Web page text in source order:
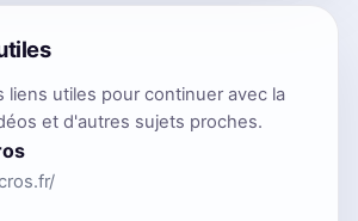
liens utiles pour continuer avec la
et d'autres sujets proches.